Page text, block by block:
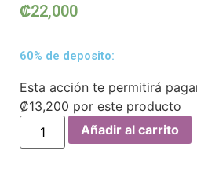
₡22,000
60% de deposito:
Esta acción te permitirá
₡13,200 por este producto
Añadir al carrito